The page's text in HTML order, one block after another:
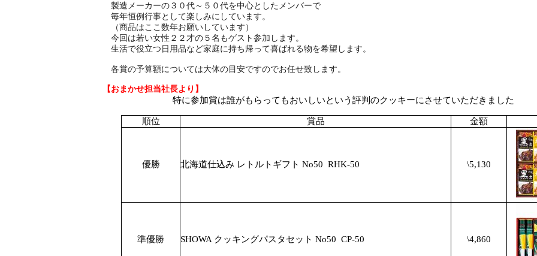
製造メーカーの３０代～５０代を中心としたメンバーで
毎年恒例行事として楽しみにしています。
（商品はここ数年お願いしています）
今回は若い女性２２才の５名もゲスト参加します。
生活で役立つ日用品など家庭に持ち帰って喜ばれる物を希望します。
各賞の予算額については大体の目安ですのでお任せ致します。
【おまかせ担当社長より】
特に参加賞は誰がもらってもおいしいという評判のクッキーにさせていただきました
順位 賞品 金額
優勝 北海道仕込み レトルトギフト No50 RHK-50 \5,130
準優勝 SHOWA クッキングパスタセット No50 CP-50 \4,860